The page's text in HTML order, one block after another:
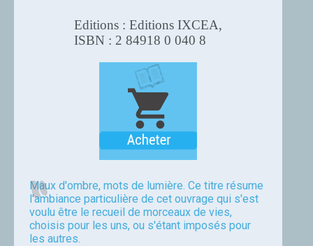
Editions : Editions IXCEA,
ISBN : 2 84918 0 040 8
Maux d'ombre, mots de lumière. Ce titre résume
l'ambiance particulière de cet ouvrage qui s'est
voulu être le recueil de morceaux de vies,
choisis pour les uns, ou s'étant imposés pour
les autres.